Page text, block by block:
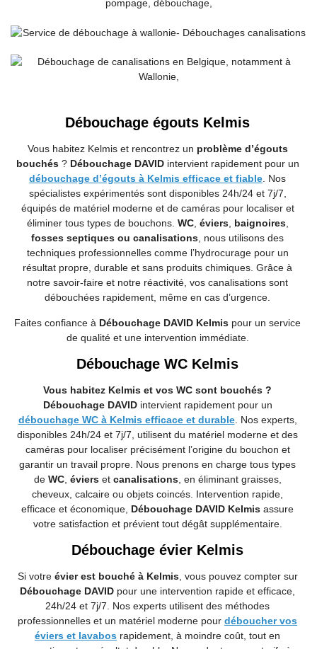
Débouchage égouts Kelmis
Vous habitez Kelmis et rencontrez un problème d’égouts
bouchés? Débouchage DAVIDintervient rapidement pour un
débouchage d’égouts à Kelmis efficace et fiable . Nos
spécialistes expérimentés sont disponibles 24h/24 et 7j/7,
équipés de matériel moderne et de caméras pour localiser et
éliminer tous types de bouchons. WC, éviers, baignoires,
fosses septiques ou canalisations , nous utilisons des
techniques professionnelles comme l’hydrocurage pour un
résultat propre, durable et sans produits chimiques. Grâce à
notre savoir-faire et notre réactivité, vos canalisations sont
débouchées rapidement, même en cas d’urgence.
Faites confiance à Débouchage DAVID Kelmis pour un service
de qualité et une intervention immédiate.
Débouchage WC Kelmis
Vous habitez Kelmis et vos WC sont bouchés ?
Débouchage DAVIDintervient rapidement pour un
débouchage WC à Kelmis efficace et durable. Nos experts,
disponibles 24h/24 et 7j/7, utilisent du matériel moderne et des
caméras pour localiser précisément l’origine du bouchon et
garantir un travail propre. Nous prenons en charge tous types
de WC, évierset canalisations, en éliminant graisses,
cheveux, calcaire ou objets coincés. Intervention rapide,
efficace et économique, Débouchage DAVID Kelmis assure
votre satisfaction et prévient tout dégât supplémentaire.
Débouchage évier Kelmis
Si votre évier est bouché à Kelmis, vous pouvez compter sur
Débouchage DAVID pour une intervention rapide et efficace,
24h/24 et 7j/7. Nos experts utilisent des méthodes
professionnelles et un matériel moderne pour déboucher vos
éviers et lavabos rapidement, à moindre coût, tout en